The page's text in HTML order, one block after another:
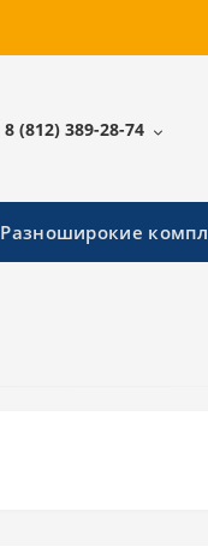
8 (812) 389-28-74
Разноширокие